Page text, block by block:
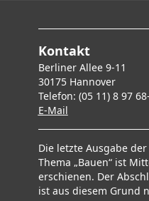
Kontakt
Berliner Allee 9-11
30175 Hannover
Telefon: (05 11) 8 97
E-Mail
Die letzte Ausgabe
Thema „Bauen“ ist
erschienen. Der
ist aus diesem Grund